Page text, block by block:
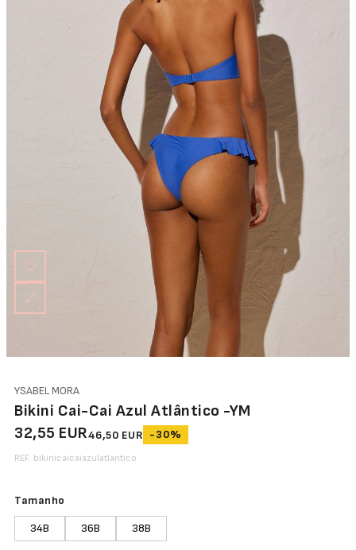
YSABEL MORA
Bikini Cai-Cai Azul Atlântico -YM
32,55 EUR46,50 EUR -30%
REF. bikinicaicaiazulatlantico
Tamanho
34B 36B 38B